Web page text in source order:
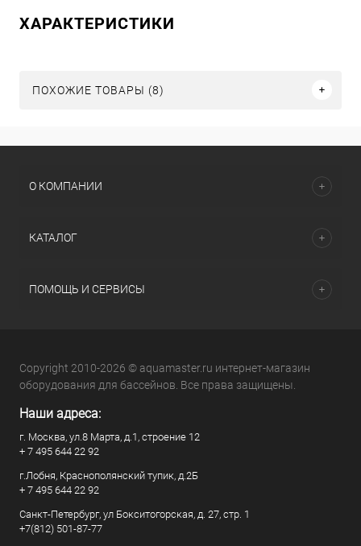
ХАРАКТЕРИСТИКИ
ПОХОЖИЕ ТОВАРЫ (8)
О КОМПАНИИ
КАТАЛОГ
ПОМОЩЬ И СЕРВИСЫ
Copyright 2010-2026 © aquamaster.ru интернет-магазин
оборудования для бассейнов. Все права защищены.
Наши адреса:
г. Москва, ул.8 Марта, д.1, строение 12
+ 7 495 644 22 92
г.Лобня, Краснополянский тупик, д.2Б
+ 7 495 644 22 92
Санкт-Петербург, ул Бокситогорская, д. 27, стр. 1
+7(812) 501-87-77